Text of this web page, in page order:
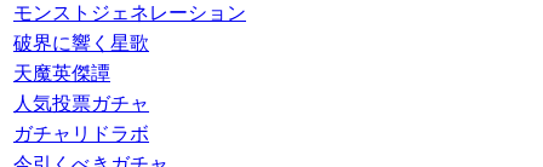
モンストジェネレーション
破界に響く星歌
天魔英傑譚
人気投票ガチャ
ガチャリドラボ